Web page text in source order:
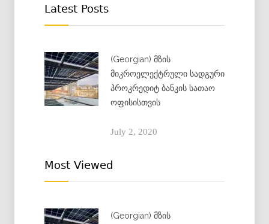
Latest Posts
(Georgian) მზის
მიკროელექტრული სადგური
პროკრედიტ ბანკის სათაო
ოფისისთვის
July 2, 2020
Most Viewed
(Georgian) მზის